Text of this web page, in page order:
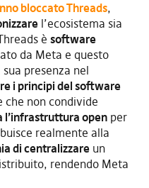
bloccato Threads,
l’ecosistema sia
è software
da Meta e questo
presenza nel
rei principi del software
non condivide
l’infrastruttura openper
realmente alla
di centralizzareun
rendendo Meta